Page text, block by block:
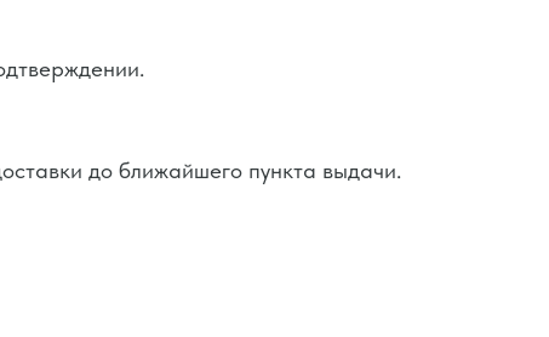
до ближайшего пункта выдачи.